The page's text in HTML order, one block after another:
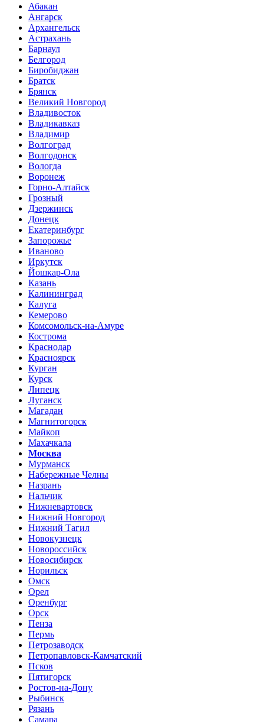
Абакан
Ангарск
Архангельск
Астрахань
Барнаул
Белгород
Биробиджан
Братск
Брянск
Великий Новгород
Владивосток
Владикавказ
Владимир
Волгоград
Волгодонск
Вологда
Воронеж
Горно-Алтайск
Грозный
Дзержинск
Донецк
Екатеринбург
Запорожье
Иваново
Иркутск
Йошкар-Ола
Казань
Калининград
Калуга
Кемерово
Комсомольск-на-Амуре
Кострома
Краснодар
Красноярск
Курган
Курск
Липецк
Луганск
Магадан
Магнитогорск
Майкоп
Махачкала
Москва
Мурманск
Набережные Челны
Назрань
Нальчик
Нижневартовск
Нижний Новгород
Нижний Тагил
Новокузнецк
Новороссийск
Новосибирск
Норильск
Омск
Орел
Оренбург
Орск
Пенза
Пермь
Петрозаводск
Петропавловск-Камчатский
Псков
Пятигорск
Ростов-на-Дону
Рыбинск
Рязань
Самара